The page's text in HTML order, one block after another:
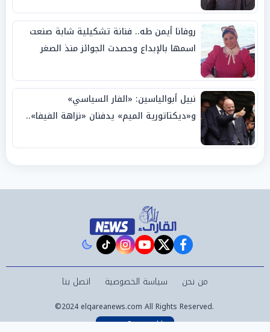
روفانا أيمن طه.. فنانة تشكيلية شابة صنعت
اسمها بالإبداع وحصدت الجوائز منذ الصغر
نبيل أبوالياسين: «الفار السياسي»
و«ديكتاتورية الميم» يدفنان «نزاهة الفيفا»..
facebook
twitter
youtube
instagram
tiktok
من نحن سياسة الخصوصية اتصل بنا
©2024 elqareanews.com All Rights Reserved.
Powered by